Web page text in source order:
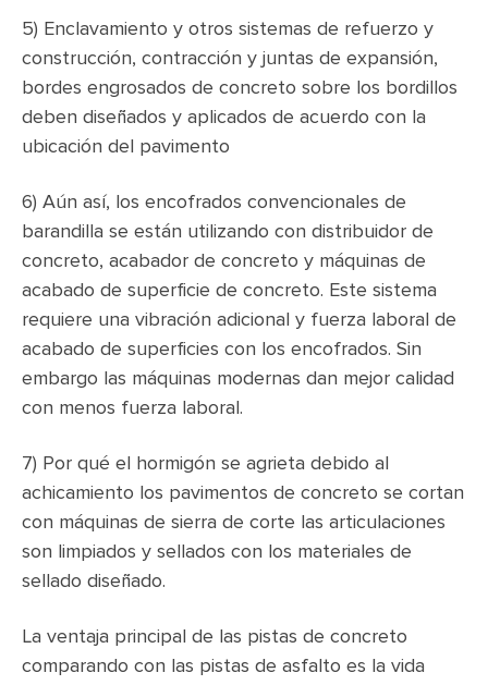
5) Enclavamiento y otros sistemas de refuerzo y
construcción, contracción y juntas de expansión,
bordes engrosados de concreto sobre los bordillos
deben diseñados y aplicados de acuerdo con la
ubicación del pavimento
6) Aún así, los encofrados convencionales de
barandilla se están utilizando con distribuidor de
concreto, acabador de concreto y máquinas de
acabado de superficie de concreto. Este sistema
requiere una vibración adicional y fuerza laboral de
acabado de superficies con los encofrados. Sin
embargo las máquinas modernas dan mejor calidad
con menos fuerza laboral.
7) Por qué el hormigón se agrieta debido al
achicamiento los pavimentos de concreto se cortan
con máquinas de sierra de corte las articulaciones
son limpiados y sellados con los materiales de
sellado diseñado.
La ventaja principal de las pistas de concreto
comparando con las pistas de asfalto es la vida